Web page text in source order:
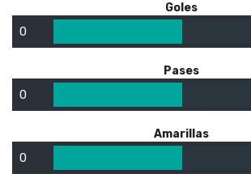
Goles
0
Pases
0
Amarillas
0